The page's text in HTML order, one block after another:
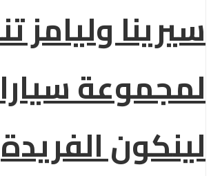
سيرينا وليامز
لمجموعة
لينكون الفريدة